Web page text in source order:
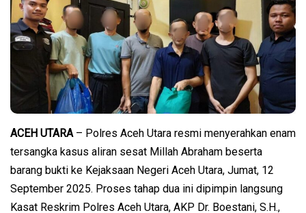
ACEH UTARA – Polres Aceh Utara resmi menyerahkan enam
tersangka kasus aliran sesat Millah Abraham beserta
barang bukti ke Kejaksaan Negeri Aceh Utara, Jumat, 12
September 2025. Proses tahap dua ini dipimpin langsung
Kasat Reskrim Polres Aceh Utara, AKP Dr. Boestani, S.H.,